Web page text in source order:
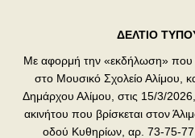
ΔΕΛΤΙΟ
Με αφορμή την «εκδήλωση» που
στο Μουσικό Σχολείο Αλίμου,
Δημάρχου Αλίμου, στις 15/3/
ακινήτου που βρίσκεται στον
οδού Κυθηρίων, αρ. 73-75-